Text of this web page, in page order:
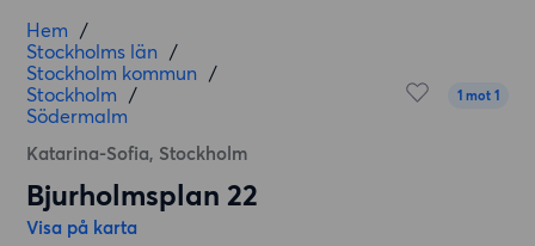
Hem /
Stockholms län /
Stockholm kommun /
Stockholm /
Södermalm
Katarina-Sofia, Stockholm
1 mot 1
Bjurholmsplan 22
Visa på karta